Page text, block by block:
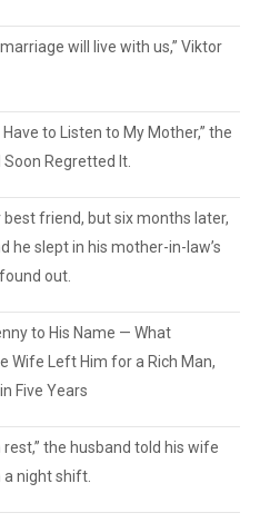
will live with us,” Viktor
to Listen to My Mother,” the
Regretted It.
friend, but six months later,
he slept in his mother-in-law’s
out.
to His Name — What
Wife Left Him for a Rich Man,
Five Years
the husband told his wife
night shift.